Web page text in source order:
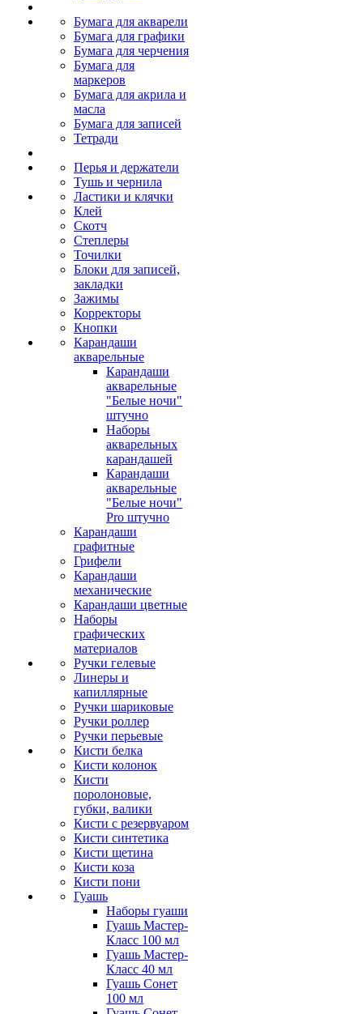
Бумага для акварели
Бумага для графики
Бумага для черчения
Бумага для
маркеров
Бумага для акрила и
масла
Бумага для записей
Тетради
Перья и держатели
Тушь и чернила
Ластики и клячки
Клей
Скотч
Степлеры
Точилки
Блоки для записей,
закладки
Зажимы
Корректоры
Кнопки
Карандаши
акварельные
Карандаши
акварельные
"Белые ночи"
штучно
Наборы
акварельных
карандашей
Карандаши
акварельные
"Белые ночи"
Pro штучно
Карандаши
графитные
Грифели
Карандаши
механические
Карандаши цветные
Наборы
графических
материалов
Ручки гелевые
Линеры и
капиллярные
Ручки шариковые
Ручки роллер
Ручки перьевые
Кисти белка
Кисти колонок
Кисти
поролоновые,
губки, валики
Кисти с резервуаром
Кисти синтетика
Кисти щетина
Кисти коза
Кисти пони
Гуашь
Наборы гуаши
Гуашь Мастер-
Класс 100 мл
Гуашь Мастер-
Класс 40 мл
Гуашь Сонет
100 мл